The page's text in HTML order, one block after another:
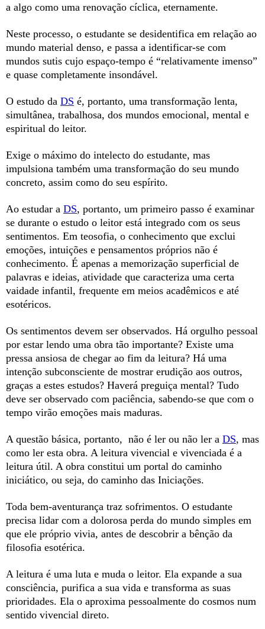
a algo como uma renovação cíclica, eternamente.
Neste processo, o estudante se desidentifica em relação ao
mundo material denso, e passa a identificar-se com
mundos sutis cujo espaço-tempo é “relativamente imenso”
e quase completamente insondável.
O estudo da DS é, portanto, uma transformação lenta,
simultânea, trabalhosa, dos mundos emocional, mental e
espiritual do leitor.
Exige o máximo do intelecto do estudante, mas
impulsiona também uma transformação do seu mundo
concreto, assim como do seu espírito.
Ao estudar a DS, portanto, um primeiro passo é examinar
se durante o estudo o leitor está integrado com os seus
sentimentos. Em teosofia, o conhecimento que exclui
emoções, intuições e pensamentos próprios não é
conhecimento. É apenas a memorização superficial de
palavras e ideias, atividade que caracteriza uma certa
vaidade infantil, frequente em meios acadêmicos e até
esotéricos.
Os sentimentos devem ser observados. Há orgulho pessoal
por estar lendo uma obra tão importante? Existe uma
pressa ansiosa de chegar ao fim da leitura? Há uma
intenção subconsciente de mostrar erudição aos outros,
graças a estes estudos? Haverá preguiça mental? Tudo
deve ser observado com paciência, sabendo-se que com o
tempo virão emoções mais maduras.
A questão básica, portanto, não é ler ou não ler a DS, mas
como ler esta obra. A leitura vivencial e vivenciada é a
leitura útil. A obra constitui um portal do caminho
iniciático, ou seja, do caminho das Iniciações.
Toda bem-aventurança traz sofrimentos. O estudante
precisa lidar com a dolorosa perda do mundo simples em
que ele próprio vivia, antes de descobrir a bênção da
filosofia esotérica.
A leitura é uma luta e muda o leitor. Ela expande a sua
consciência, purifica a sua vida e transforma as suas
prioridades. Ela o aproxima pessoalmente do cosmos num
sentido vivencial direto.